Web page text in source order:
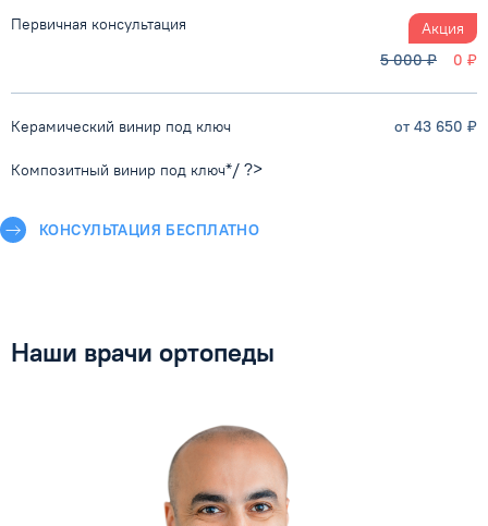
Первичная консультация
Акция
5 000 ₽
0 ₽
Керамический винир под ключ от 43 650 ₽
Композитный винир под ключ*/ ?>
КОНСУЛЬТАЦИЯ БЕСПЛАТНО
Наши врачи ортопеды